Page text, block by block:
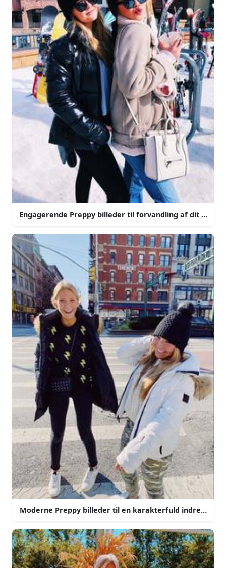
Engagerende Preppy billeder til forvandling af dit hjem
Moderne Preppy billeder til en karakterfuld indretning